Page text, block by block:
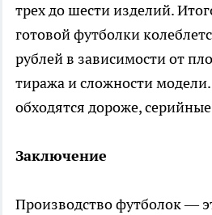
трех до шести изделий.
готовой футболки
рублей в зависимости от
тиража и сложности
обходятся дороже,
Заключение
Производство футболок —